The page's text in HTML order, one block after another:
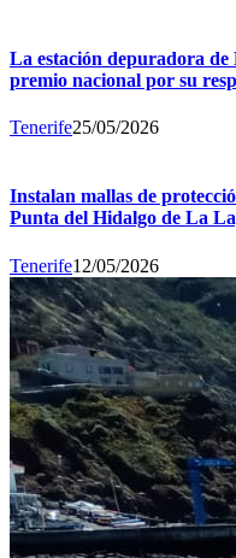
La estación depuradora
premio nacional por su
Tenerife25/05/2026
Instalan mallas de
Punta del Hidalgo de La
Tenerife12/05/2026